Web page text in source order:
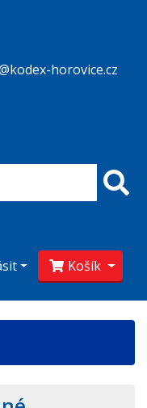
horovice.cz
Košík